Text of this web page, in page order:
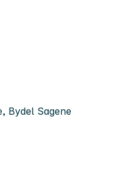
Bydel Sagene